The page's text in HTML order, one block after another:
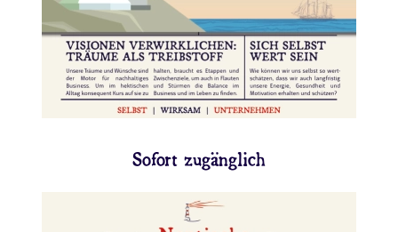
Sofort zugänglich